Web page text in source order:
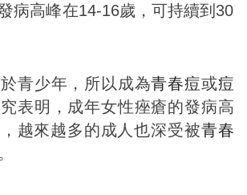
病高峰在14-16歲，可持續到30
青少年，所以成為青春痘或痘
表明，成年女性痤瘡的發病高
越來越多的成人也深受被青春